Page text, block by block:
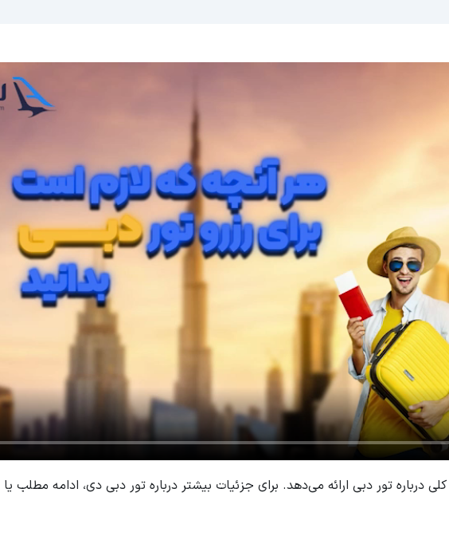
درباره تور دبی ارائه می‌دهد. برای جزئیات بیشتر درباره تور دبی دی، ادامه مطلب